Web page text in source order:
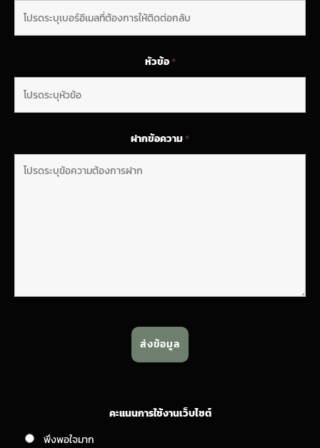
หัวข้อ*
ฝากข้อความ*
คะแนนการใช้งานเว็บไซต์
พึงพอใจมาก